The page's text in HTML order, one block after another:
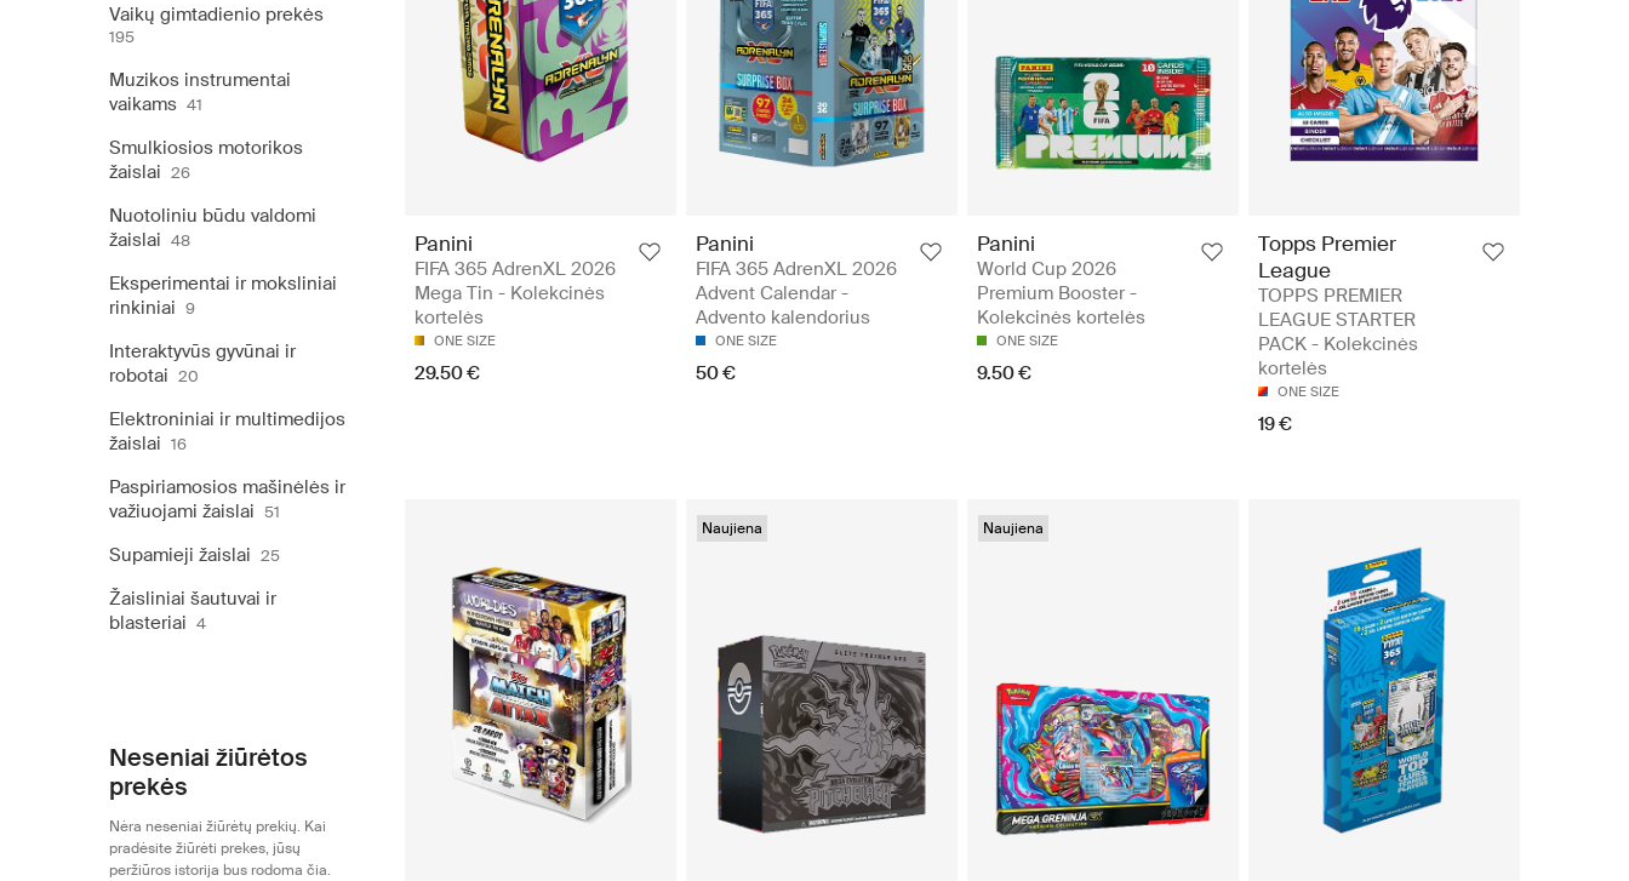
Vaikų gimtadienio prekės
195
Muzikos instrumentai
vaikams 41
Smulkiosios motorikos
žaislai 26
Nuotoliniu būdu valdomi
žaislai 48
Eksperimentai ir moksliniai
rinkiniai 9
Interaktyvūs gyvūnai ir
robotai 20
Elektroniniai ir multimedijos
žaislai 16
Paspiriamosios mašinėlės ir
važiuojami žaislai 51
Supamieji žaislai 25
Žaisliniai šautuvai ir
blasteriai 4
Neseniai žiūrėtos
prekės
Nėra neseniai žiūrėtų prekių. Kai
pradėsite žiūrėti prekes, jūsų
peržiūros istorija bus rodoma čia.
Panini
FIFA 365 AdrenXL 2026
Mega Tin - Kolekcinės
kortelės
ONE SIZE
29.50 €
Panini
FIFA 365 AdrenXL 2026
Advent Calendar -
Advento kalendorius
ONE SIZE
50 €
Panini
World Cup 2026
Premium Booster -
Kolekcinės kortelės
ONE SIZE
9.50 €
Topps Premier
League
TOPPS PREMIER
LEAGUE STARTER
PACK - Kolekcinės
kortelės
ONE SIZE
19 €
Naujiena Naujiena